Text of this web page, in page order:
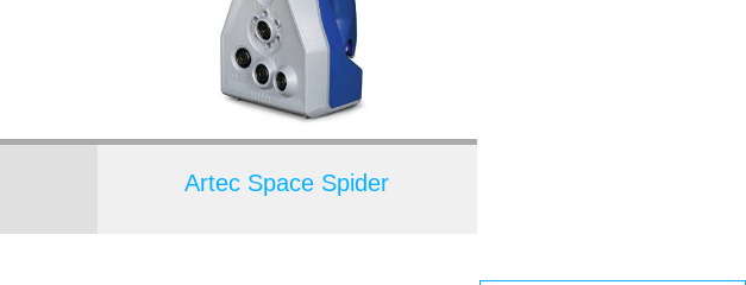
Artec Space Spider